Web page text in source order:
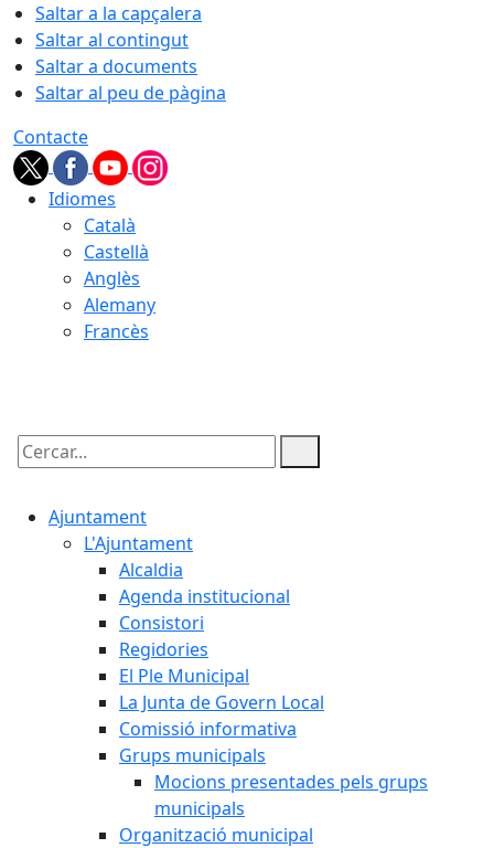
Saltar a la capçalera
Saltar al contingut
Saltar a documents
Saltar al peu de pàgina
Contacte
Idiomes
Català
Castellà
Anglès
Alemany
Francès
Cercar:
Ajuntament
L'Ajuntament
Alcaldia
Agenda institucional
Consistori
Regidories
El Ple Municipal
La Junta de Govern Local
Comissió informativa
Grups municipals
Mocions presentades pels grups
municipals
Organització municipal